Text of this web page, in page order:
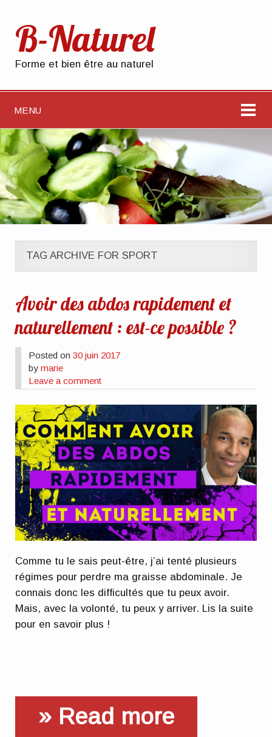
B-Naturel
Forme et bien être au naturel
MENU
TAG ARCHIVE FOR SPORT
Avoir des abdos rapidement et
naturellement : est-ce possible ?
Posted on30 juin 2017
bymarie
Leave a comment
Comme tu le sais peut-être, j’ai tenté plusieurs
régimes pour perdre ma graisse abdominale. Je
connais donc les difficultés que tu peux avoir.
Mais, avec la volonté, tu peux y arriver. Lis la suite
pour en savoir plus !
» Read more